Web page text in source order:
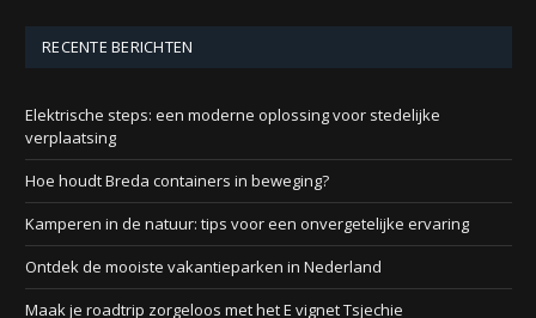
RECENTE BERICHTEN
Elektrische steps: een moderne oplossing voor stedelijke
verplaatsing
Hoe houdt Breda containers in beweging?
Kamperen in de natuur: tips voor een onvergetelijke ervaring
Ontdek de mooiste vakantieparken in Nederland
Maak je roadtrip zorgeloos met het E vignet Tsjechie